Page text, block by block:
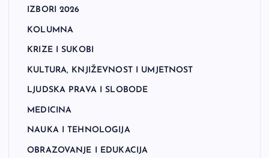
IZBORI 2026
KOLUMNA
KRIZE I SUKOBI
KULTURA, KNJIŽEVNOST I UMJETNOST
LJUDSKA PRAVA I SLOBODE
MEDICINA
NAUKA I TEHNOLOGIJA
OBRAZOVANJE I EDUKACIJA